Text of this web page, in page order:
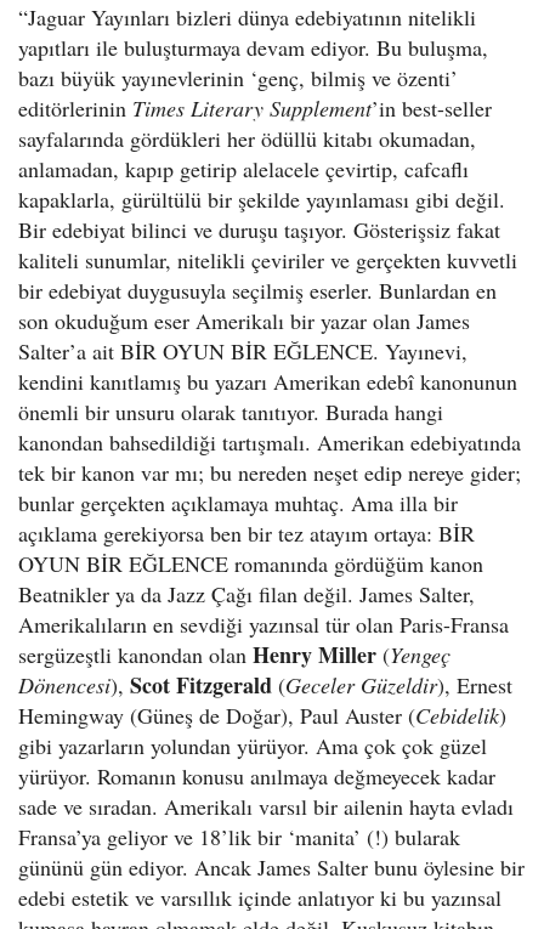
“Jaguar Yayınları bizleri dünya edebiyatının nitelikli
yapıtları ile buluşturmaya devam ediyor. Bu buluşma,
bazı büyük yayınevlerinin ‘genç, bilmiş ve özenti’
editörlerinin Times Literary Supplement’in best-seller
sayfalarında gördükleri her ödüllü kitabı okumadan,
anlamadan, kapıp getirip alelacele çevirtip, cafcaflı
kapaklarla, gürültülü bir şekilde yayınlaması gibi değil.
Bir edebiyat bilinci ve duruşu taşıyor. Gösterişsiz fakat
kaliteli sunumlar, nitelikli çeviriler ve gerçekten kuvvetli
bir edebiyat duygusuyla seçilmiş eserler. Bunlardan en
son okuduğum eser Amerikalı bir yazar olan James
Salter’a ait BİR OYUN BİR EĞLENCE. Yayınevi,
kendini kanıtlamış bu yazarı Amerikan edebî kanonunun
önemli bir unsuru olarak tanıtıyor. Burada hangi
kanondan bahsedildiği tartışmalı. Amerikan edebiyatında
tek bir kanon var mı; bu nereden neşet edip nereye gider;
bunlar gerçekten açıklamaya muhtaç. Ama illa bir
açıklama gerekiyorsa ben bir tez atayım ortaya: BİR
OYUN BİR EĞLENCE romanında gördüğüm kanon
Beatnikler ya da Jazz Çağı filan değil. James Salter,
Amerikalıların en sevdiği yazınsal tür olan Paris-Fransa
sergüzeştli kanondan olan Henry Miller (Yengeç
Dönencesi), Scot Fitzgerald (Geceler Güzeldir), Ernest
Hemingway (Güneş de Doğar), Paul Auster (Cebidelik)
gibi yazarların yolundan yürüyor. Ama çok çok güzel
yürüyor. Romanın konusu anılmaya değmeyecek kadar
sade ve sıradan. Amerikalı varsıl bir ailenin hayta evladı
Fransa’ya geliyor ve 18’lik bir ‘manita’ (!) bularak
gününü gün ediyor. Ancak James Salter bunu öylesine bir
edebi estetik ve varsıllık içinde anlatıyor ki bu yazınsal